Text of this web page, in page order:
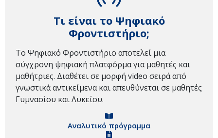
Τι είναι το Ψηφιακό
Φροντιστήριο;
Το Ψηφιακό Φροντιστήριο αποτελεί μια
σύγχρονη ψηφιακή πλατφόρμα για μαθητές και
μαθήτριες. Διαθέτει σε μορφή video σειρά από
γνωστικά αντικείμενα και απευθύνεται σε μαθητές
Γυμνασίου και Λυκείου.
Αναλυτικό πρόγραμμα